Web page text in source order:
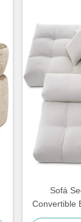
Sofá
Convertible